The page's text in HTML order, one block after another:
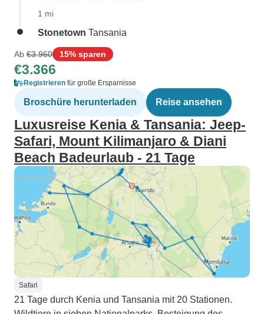
1 mi
Stonetown Tansania
Ab €3.960 15% sparen
€3.366
Registrieren für große Ersparnisse
Broschüre herunterladen Reise ansehen
Luxusreise Kenia & Tansania: Jeep-
Safari, Mount Kilimanjaro & Diani
Beach Badeurlaub - 21 Tage
Safari
21 Tage durch Kenia und Tansania mit 20 Stationen.